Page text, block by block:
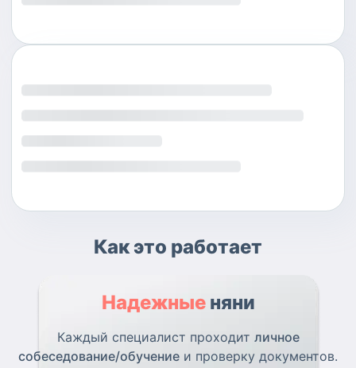
Как это работает
Надежные няни
Каждый специалист проходит личное
собеседование/обучение и проверку документов.